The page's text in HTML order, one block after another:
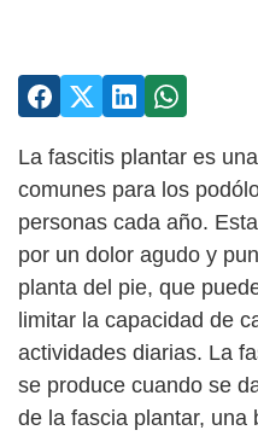
La fascitis plantar es
comunes para los
personas cada año.
por un dolor agudo y
planta del pie, que
limitar la capacidad de
actividades diarias. La
se produce cuando se
de la fascia plantar, una